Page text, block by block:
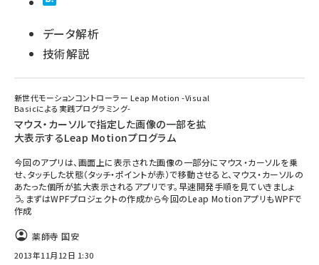
データ解析
技術解説
新世代モーションコントローラー Leap Motion -Visual
Basicによる実践プログラミング-
マウス・カーソルで指定した画像の一部を拡
大表示するLeap Motionプログラム
今回のアプリは、画面上に表示された画像の一部分にマウス・カーソルを乗
せ、タッチした状態（タッチ・ポイントが赤）で移動させると、マウス・カーソルの
あたった個所が拡大表示されるアプリです。早速開発手順を見ていきましょ
う。まずはWPFプロジェクトの作成から今回のLeap MotionアプリもWPFで
作成
薬師寺 国安
2013年11月12日 1:30